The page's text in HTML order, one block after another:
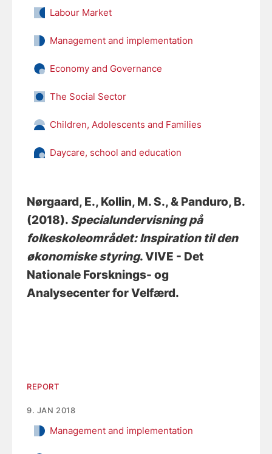
Labour Market
Management and implementation
Economy and Governance
The Social Sector
Children, Adolescents and Families
Daycare, school and education
Nørgaard, E., Kollin, M. S., & Panduro, B.
(2018). Specialundervisning på
folkeskoleområdet: Inspiration til den
økonomiske styring. VIVE - Det
Nationale Forsknings- og
Analysecenter for Velfærd.
REPORT
9. JAN 2018
Management and implementation